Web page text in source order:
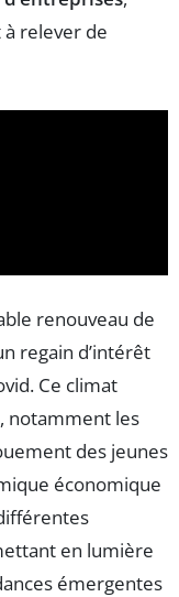
relever de
renouveau de
regain d’intérêt
Ce climat
notamment les
des jeunes
économique
en lumière
émergentes